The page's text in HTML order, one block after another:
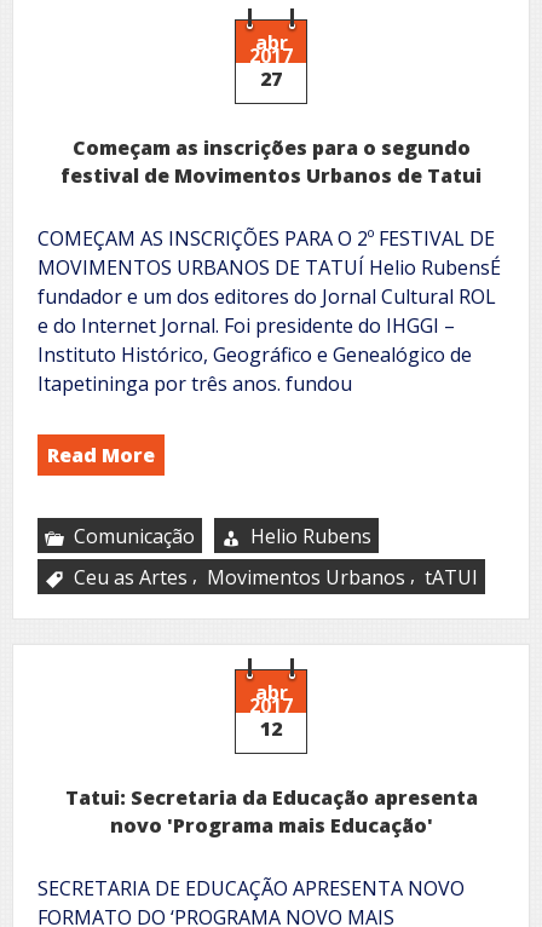
abr
2017
27
Começam as inscrições para o segundo
festival de Movimentos Urbanos de Tatui
COMEÇAM AS INSCRIÇÕES PARA O 2º FESTIVAL DE
MOVIMENTOS URBANOS DE TATUÍ Helio RubensÉ
fundador e um dos editores do Jornal Cultural ROL
e do Internet Jornal. Foi presidente do IHGGI –
Instituto Histórico, Geográfico e Genealógico de
Itapetininga por três anos. fundou
Read More
Comunicação
Helio Rubens
Ceu as Artes , Movimentos Urbanos , tATUI
abr
2017
12
Tatui: Secretaria da Educação apresenta
novo 'Programa mais Educação'
SECRETARIA DE EDUCAÇÃO APRESENTA NOVO
FORMATO DO ‘PROGRAMA NOVO MAIS